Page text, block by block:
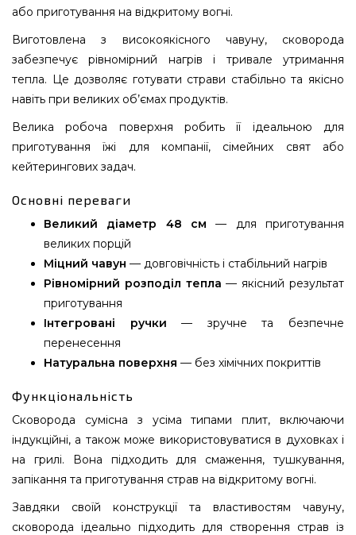
або приготування на відкритому вогні.
Виготовлена з високоякісного чавуну, сковорода
забезпечує рівномірний нагрів і тривале утримання
тепла. Це дозволяє готувати страви стабільно та якісно
навіть при великих об’ємах продуктів.
Велика робоча поверхня робить її ідеальною для
приготування їжі для компанії, сімейних свят або
кейтерингових задач.
Основні переваги
Великий діаметр 48 см — для приготування
великих порцій
Міцний чавун — довговічність і стабільний нагрів
Рівномірний розподіл тепла — якісний результат
приготування
Інтегровані ручки — зручне та безпечне
перенесення
Натуральна поверхня — без хімічних покриттів
Функціональність
Сковорода сумісна з усіма типами плит, включаючи
індукційні, а також може використовуватися в духовках і
на грилі. Вона підходить для смаження, тушкування,
запікання та приготування страв на відкритому вогні.
Завдяки своїй конструкції та властивостям чавуну,
сковорода ідеально підходить для створення страв із